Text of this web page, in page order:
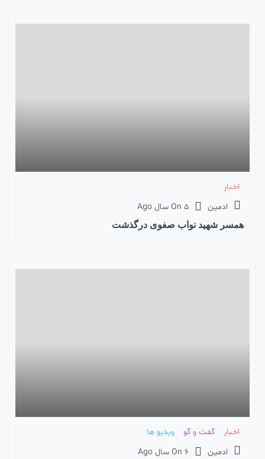
اخبار
ادمین
On 5 سال Ago
همسر شهید نواب صفوی درگذشت
اخبار گفت و گو
ویدیو ها
ادمین
On 6 سال Ago